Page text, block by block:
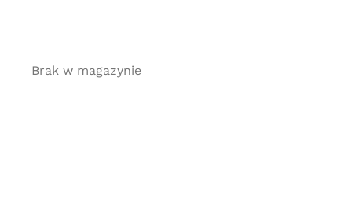
Brak w magazynie